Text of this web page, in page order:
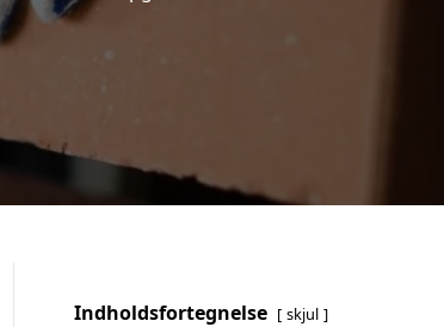
Indholdsfortegnelse skjul